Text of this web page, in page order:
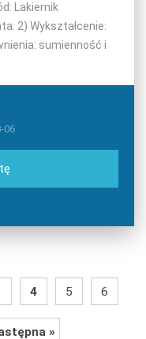
Lakiernik
2) Wykształcenie:
sumienność i
06
4 5 6
»